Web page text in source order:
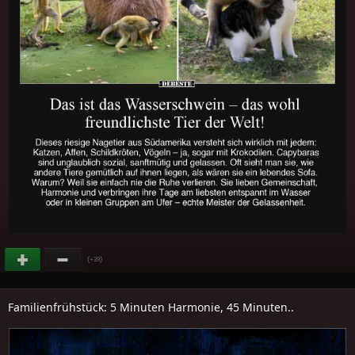
(+39)
Familienfrühstück: 5 Minuten Harmonie, 45 Minuten..